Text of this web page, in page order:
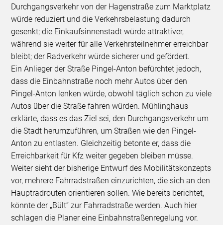
Durchgangsverkehr von der Hagenstraße zum Marktplatz
würde reduziert und die Verkehrsbelastung dadurch
gesenkt; die Einkaufsinnenstadt würde attraktiver,
während sie weiter für alle Verkehrsteilnehmer erreichbar
bleibt; der Radverkehr würde sicherer und gefördert.
Ein Anlieger der Straße Pingel-Anton befürchtet jedoch,
dass die Einbahnstraße noch mehr Autos über den
Pingel-Anton lenken würde, obwohl täglich schon zu viele
Autos über die Straße fahren würden. Mühlinghaus
erklärte, dass es das Ziel sei, den Durchgangsverkehr um
die Stadt herumzuführen, um Straßen wie den Pingel-
Anton zu entlasten. Gleichzeitig betonte er, dass die
Erreichbarkeit für Kfz weiter gegeben bleiben müsse.
Weiter sieht der bisherige Entwurf des Mobilitätskonzepts
vor, mehrere Fahrradstraßen einzurichten, die sich an den
Hauptradrouten orientieren sollen. Wie bereits berichtet,
könnte der „Bült“ zur Fahrradstraße werden. Auch hier
schlagen die Planer eine Einbahnstraßenregelung vor.